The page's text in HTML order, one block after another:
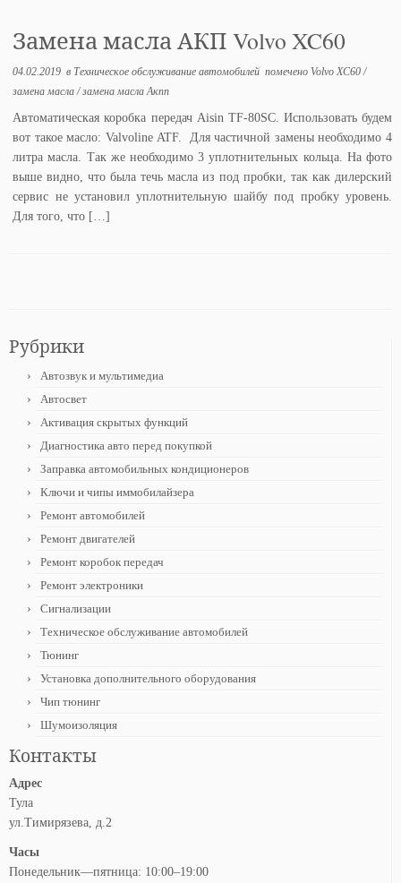
Замена масла АКП Volvo XC60
04.02.2019 в Техническое обслуживание автомобилей помечено Volvo XC60/
замена масла/замена масла Акпп
Автоматическая коробка передач Aisin TF-80SC. Использовать будем
вот такое масло: Valvoline ATF. Для частичной замены необходимо 4
литра масла. Так же необходимо 3 уплотнительных кольца. На фото
выше видно, что была течь масла из под пробки, так как дилерский
сервис не установил уплотнительную шайбу под пробку уровень.
Для того, что […]
Рубрики
Автозвук и мультимедиа
Автосвет
Активация скрытых функций
Диагностика авто перед покупкой
Заправка автомобильных кондиционеров
Ключи и чипы иммобилайзера
Ремонт автомобилей
Ремонт двигателей
Ремонт коробок передач
Ремонт электроники
Сигнализации
Техническое обслуживание автомобилей
Тюнинг
Установка дополнительного оборудования
Чип тюнинг
Шумоизоляция
Контакты
Адрес
Тула
ул.Тимирязева, д.2
Часы
Понедельник—пятница: 10:00–19:00